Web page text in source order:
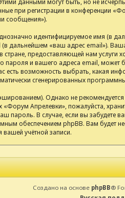
данными могут быть, но не
при регистрации в конференции
сообщения»).
идентифицируемое имя (в
дальнейшем «ваш адрес email»).
предоставляющей нам
и вашего адреса email, может
возможность выбрать, какая
сгенерированных
Однако не рекомендуется
Апрелевки», пожалуйста,
пароль. В случае, если вы
обеспечением phpBB. Вам будет
учётной записи.
Создано на основе phpBB®